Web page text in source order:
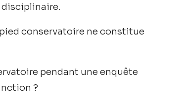
conservatoire ne constitue
pendant une enquête
?